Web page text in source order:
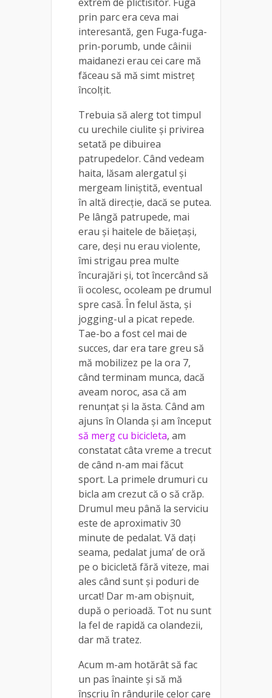
prin parc era ceva mai
interesantă, gen Fuga-fuga-
prin-porumb, unde câinii
maidanezi erau cei care mă
făceau să mă simt mistreț
încolțit.
Trebuia să alerg tot timpul
cu urechile ciulite și privirea
setată pe dibuirea
patrupedelor. Când vedeam
haita, lăsam alergatul și
mergeam liniștită, eventual
în altă direcție, dacă se putea.
Pe lângă patrupede, mai
erau și haitele de băiețași,
care, deși nu erau violente,
îmi strigau prea multe
încurajări și, tot încercând să
îi ocolesc, ocoleam pe drumul
spre casă. În felul ăsta, și
jogging-ul a picat repede.
Tae-bo a fost cel mai de
succes, dar era tare greu să
mă mobilizez pe la ora 7,
când terminam munca, dacă
aveam noroc, asa că am
renunțat și la ăsta. Când am
ajuns în Olanda și am început
să merg cu bicicleta, am
constatat câta vreme a trecut
de când n-am mai făcut
sport. La primele drumuri cu
bicla am crezut că o să crăp.
Drumul meu până la serviciu
este de aproximativ 30
minute de pedalat. Vă dați
seama, pedalat juma’ de oră
pe o bicicletă fără viteze, mai
ales când sunt și poduri de
urcat! Dar m-am obișnuit,
după o perioadă. Tot nu sunt
la fel de rapidă ca olandezii,
dar mă tratez.
Acum m-am hotărât să fac
un pas înainte și să mă
înscriu în rândurile celor care